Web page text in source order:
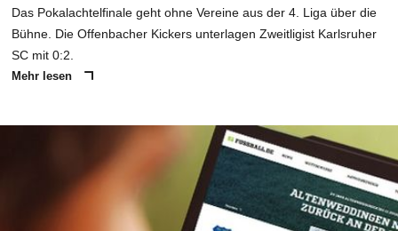
Das Pokalachtelfinale geht ohne Vereine aus der 4. Liga über die
Bühne. Die Offenbacher Kickers unterlagen Zweitligist Karlsruher
SC mit 0:2.
Mehr lesen